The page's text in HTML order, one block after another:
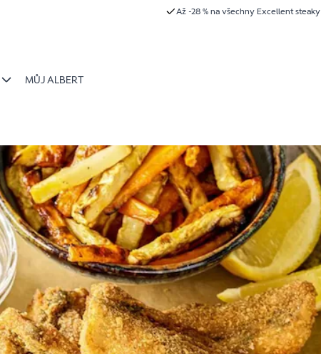
Až -28 % na všechny Excellent steaky
MŮJ ALBERT